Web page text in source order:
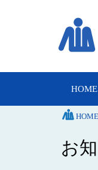
HOME
お
HOME